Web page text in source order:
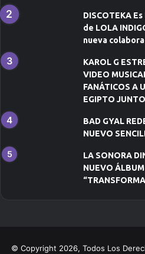
DISCOTEKA
de LOLA
nueva
KAROL G
VIDEO
FANÁTICOS A
EGIPTO
BAD GYAL
NUEVO
LA SONORA
NUEVO
© Copyright 2026, Todos Los